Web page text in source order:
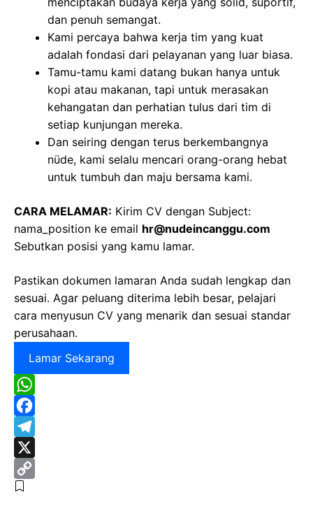
dan penuh semangat.
Kami percaya bahwa kerja tim yang kuat
adalah fondasi dari pelayanan yang luar biasa.
Tamu-tamu kami datang bukan hanya untuk
kopi atau makanan, tapi untuk merasakan
kehangatan dan perhatian tulus dari tim di
setiap kunjungan mereka.
Dan seiring dengan terus berkembangnya
nüde, kami selalu mencari orang-orang hebat
untuk tumbuh dan maju bersama kami.
CARA MELAMAR: Kirim CV dengan Subject:
nama_position ke email hr@nudeincanggu.com
Sebutkan posisi yang kamu lamar.
Pastikan dokumen lamaran Anda sudah lengkap dan
sesuai. Agar peluang diterima lebih besar, pelajari
cara menyusun CV yang menarik dan sesuai standar
perusahaan.
Lamar Sekarang
W
h
a
t
s
F
a
c
e
T
e
l
X
C